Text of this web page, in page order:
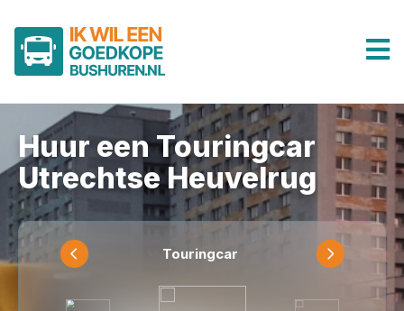
Huur een Touringcar
Utrechtse Heuvelrug
Touringcar